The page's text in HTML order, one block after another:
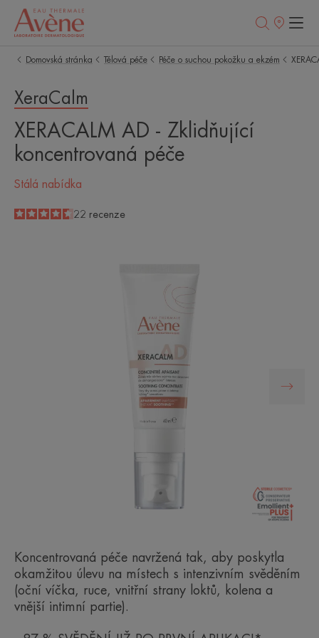
Prodejní
Domovská stránka Tělová péče Péče o suchou pokožku a ekzém
XeraCalm
XERACALM AD - Zklidňující
koncentrovaná péče
Stálá nabídka
4.6
/
5
22 recenze
Koncentrovaná péče navržená tak, aby poskytla
okamžitou úlevu na místech s intenzivním svěděním
(oční víčka, ruce, vnitřní strany loktů, kolena a
vnější intimní partie).